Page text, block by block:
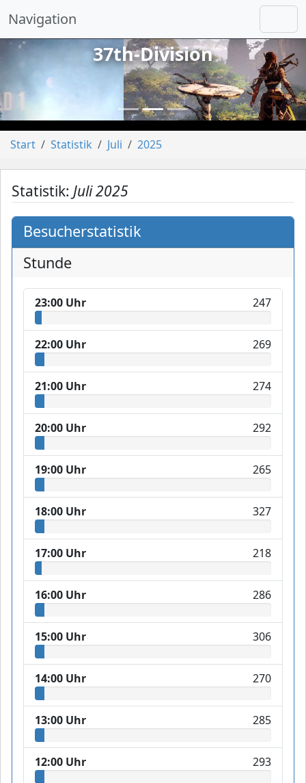
Navigation
vorheriges
37th-Division
Start Statistik Juli 2025
Statistik: Juli 2025
Besucherstatistik
Stunde
23:00 Uhr 247
22:00 Uhr 269
21:00 Uhr 274
20:00 Uhr 292
19:00 Uhr 265
18:00 Uhr 327
17:00 Uhr 218
16:00 Uhr 286
15:00 Uhr 306
14:00 Uhr 270
13:00 Uhr 285
12:00 Uhr 293